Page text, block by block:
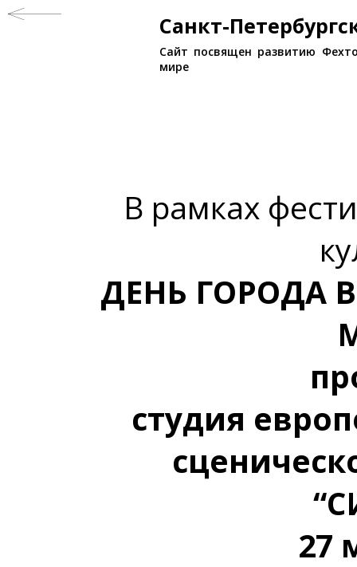
Санкт-
Сайт посвящен развитию
мире
В рамках
ДЕНЬ ГОРОДА
студия
27